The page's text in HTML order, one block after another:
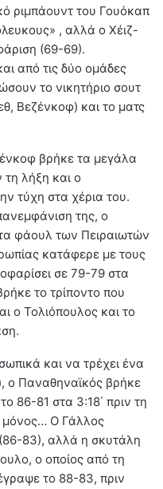
ριμπάουντ του Γουόκαπ
, αλλά ο Χέιζ-
(69-69).
από τις δύο ομάδες
το νικητήριο σουτ
Βεζένκοφ) και το ματς
βρήκε τα μεγάλα
τη λήξη και ο
τύχη στα χέρια του.
της, ο
φάουλ των Πειραιωτών
κατάφερε με τους
σε 79-79 στα
το τρίποντο που
ο Τολιόπουλος και το
και να τρέχει ένα
ο Παναθηναϊκός βρήκε
86-81 στα 3:18΄ πριν τη
μόνος… Ο Γάλλος
83), αλλά η σκυτάλη
ο οποίος από τη
το 88-83, πριν